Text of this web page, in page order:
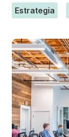
Estrategia